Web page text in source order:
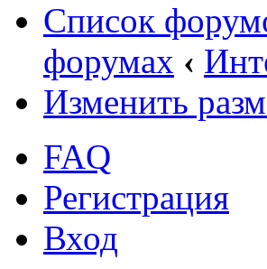
Список
форумах ‹
Изменить
FAQ
Регистрация
Вход